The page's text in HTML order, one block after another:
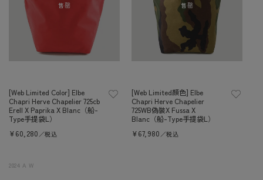
售罄
[Web Limited Color] Elbe
Chapri Herve Chapelier 725cb
Erell X Paprika X Blanc（船-
Type手提袋L）
定
¥60,280 ／税込
售罄
[Web Limited顏色] Elbe
Chapri Herve Chapelier
725WB偽裝X Fussa X
Blanc（船-Type手提袋L）
定
¥67,980 ／税込
2024 A W